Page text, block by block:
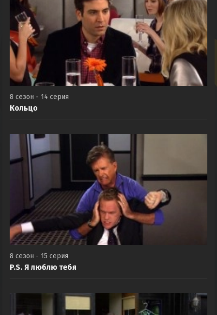
8 сезон - 14 серия
Кольцо
8 сезон - 15 серия
P.S. Я люблю тебя